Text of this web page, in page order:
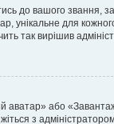
до вашого звання,
унікальне для
так вирішив
аватар» або
з